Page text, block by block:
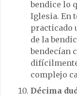
bendice lo
Iglesia. En
practicado
de la
bendecían
complejo
Décima